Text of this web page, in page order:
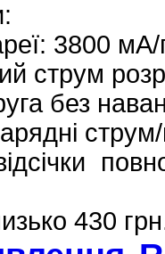
3800 мА/
струм
без
430